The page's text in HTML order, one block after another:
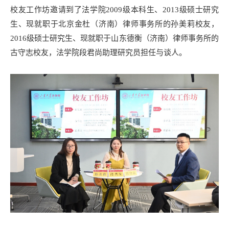
校友工作坊邀请到了法学院2009级本科生、2013级硕士研究
生、现就职于北京金杜（济南）律师事务所的孙美莉校友，
2016级硕士研究生、现就职于山东德衡（济南）律师事务所的
古守志校友，法学院段君尚助理研究员担任与谈人。